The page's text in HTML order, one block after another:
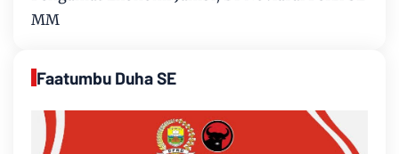
MM
Faatumbu Duha SE